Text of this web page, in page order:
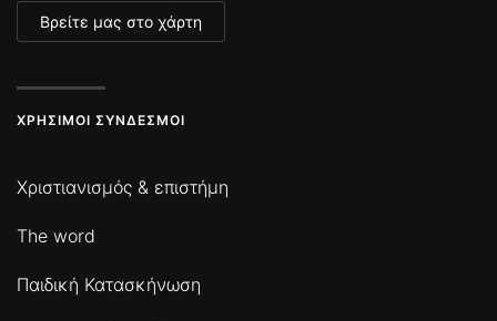
Βρείτε μας στο χάρτη
ΧΡΉΣΙΜΟΙ ΣΎΝΔΕΣΜΟΙ
Χριστιανισμός & επιστήμη
The word
Παιδική Κατασκήνωση